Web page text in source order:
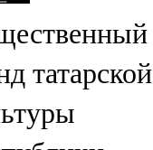
татарской